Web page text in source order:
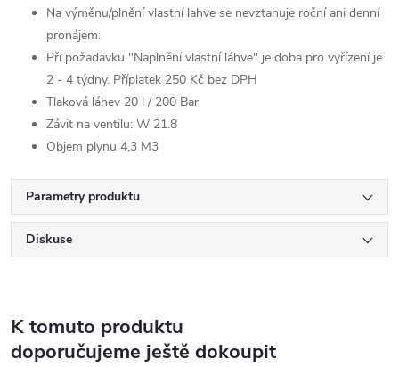
Na výměnu/plnění vlastní lahve se nevztahuje roční ani denní
pronájem.
Při požadavku "Naplnění vlastní láhve" je doba pro vyřízení je
2 - 4 týdny. Příplatek 250 Kč bez DPH
Tlaková láhev 20 l / 200 Bar
Závit na ventilu: W 21.8
Objem plynu 4,3 M3
Parametry produktu
Diskuse
K tomuto produktu
doporučujeme ještě dokoupit